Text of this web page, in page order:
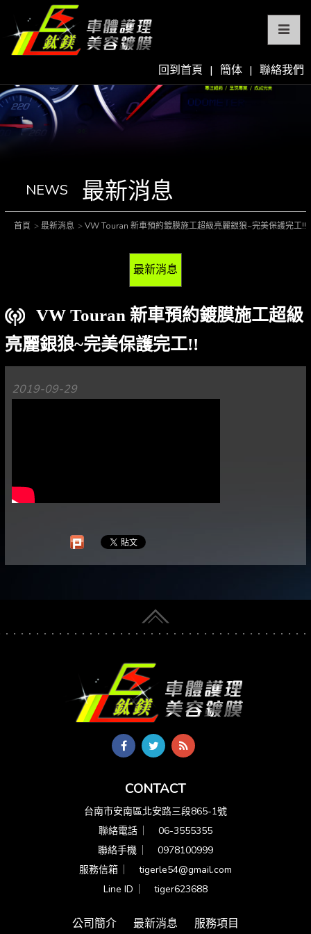
回到首頁 | 簡体 | 聯絡我們
NEWS 最新消息
首頁 最新消息 VW Touran 新車預約鍍膜施工超級亮麗銀狼~完美保護完工!!
最新消息
VW Touran 新車預約鍍膜施工超級
亮麗銀狼~完美保護完工!!
2019-09-29
CONTACT
台南市安南區北安路三段865-1號
聯絡電話 ︳ 06-3555355
聯絡手機 ︳ 0978100999
服務信箱 ︳ tigerle54@gmail.com
Line ID ︳ tiger623688
公司簡介 最新消息 服務項目